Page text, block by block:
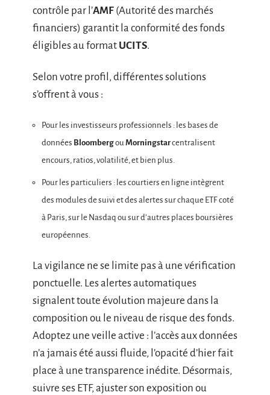
contrôle par l’AMF (Autorité des marchés
financiers) garantit la conformité des fonds
éligibles au format UCITS.
Selon votre profil, différentes solutions
s’offrent à vous :
Pour les investisseurs professionnels : les bases de
données BloombergouMorningstarcentralisent
encours, ratios, volatilité, et bien plus.
Pour les particuliers : les courtiers en ligne intègrent
des modules de suivi et des alertes sur chaque ETF coté
à Paris, sur le Nasdaq ou sur d’autres places boursières
européennes.
La vigilance ne se limite pas à une vérification
ponctuelle. Les alertes automatiques
signalent toute évolution majeure dans la
composition ou le niveau de risque des fonds.
Adoptez une veille active : l’accès aux données
n’a jamais été aussi fluide, l’opacité d’hier fait
place à une transparence inédite. Désormais,
suivre ses ETF, ajuster son exposition ou